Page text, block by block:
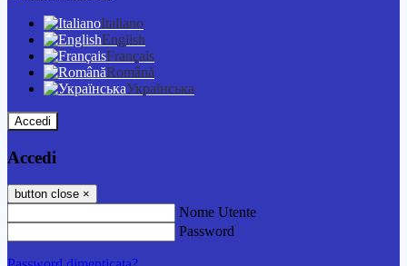
Italiano
English
Français
Română
Українська
Accedi
Accedi
button close ×
Nome Utente
Password